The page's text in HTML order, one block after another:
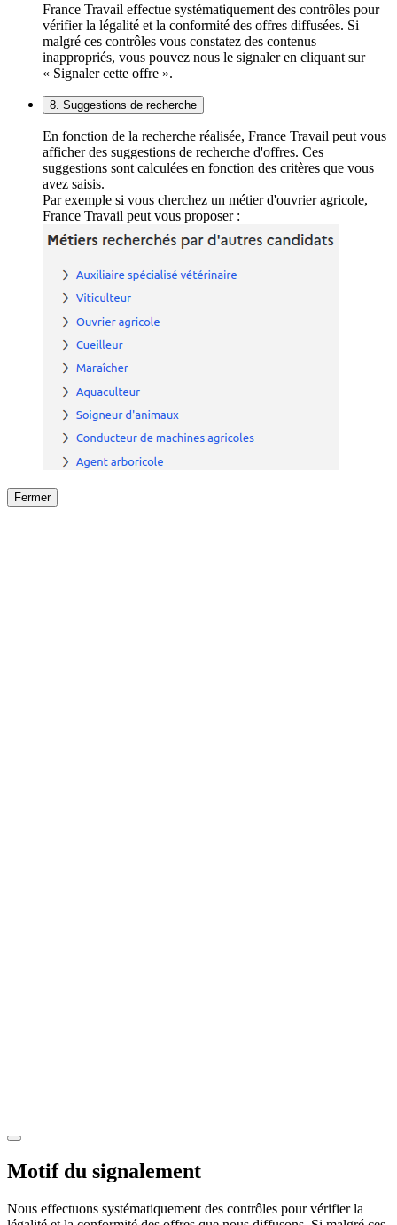
France Travail effectue systématiquement des contrôles pour
vérifier la légalité et la conformité des offres diffusées. Si
malgré ces contrôles vous constatez des contenus
inappropriés, vous pouvez nous le signaler en cliquant sur
« Signaler cette offre ».
8. Suggestions de recherche
En fonction de la recherche réalisée, France Travail peut vous
afficher des suggestions de recherche d'offres. Ces
suggestions sont calculées en fonction des critères que vous
avez saisis.
Par exemple si vous cherchez un métier d'ouvrier agricole,
France Travail peut vous proposer :
Fermer
Motif du signalement
Nous effectuons systématiquement des contrôles pour vérifier la